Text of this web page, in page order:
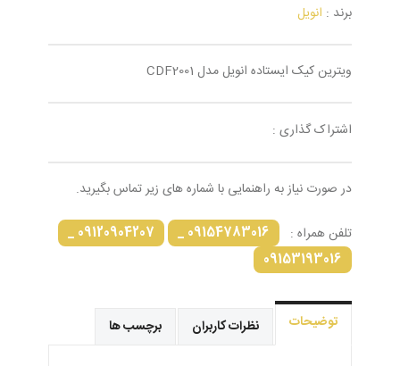
برند : انویل
ویترین کیک ایستاده انویل مدل CDF2001
اشتراک گذاری :
در صورت نیاز به راهنمایی با شماره های زیر تماس بگیرید.
تلفن همراه : 09154783016 _
09120904207 _
09153193016
توضیحات نظرات کاربران برچسب ها